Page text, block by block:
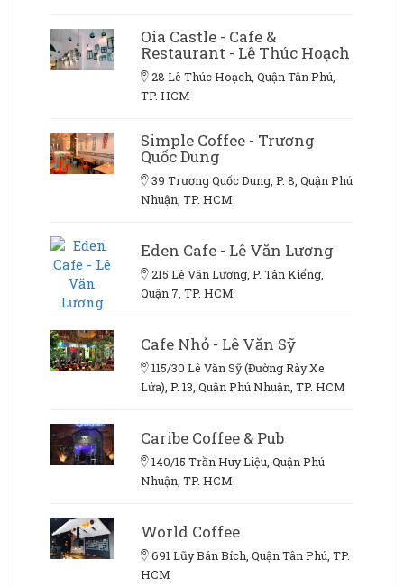
Oia Castle - Cafe &
Restaurant - Lê Thúc Hoạch
28 Lê Thúc Hoạch, Quận Tân Phú,
TP. HCM
Simple Coffee - Trương
Quốc Dung
39 Trương Quốc Dung, P. 8, Quận Phú
Nhuận, TP. HCM
Eden Cafe - Lê Văn Lương
215 Lê Văn Lương, P. Tân Kiểng,
Quận 7, TP. HCM
Cafe Nhỏ - Lê Văn Sỹ
115/30 Lê Văn Sỹ (Đường Rày Xe
Lửa), P. 13, Quận Phú Nhuận, TP. HCM
Caribe Coffee & Pub
140/15 Trần Huy Liệu, Quận Phú
Nhuận, TP. HCM
World Coffee
691 Lũy Bán Bích, Quận Tân Phú, TP.
HCM